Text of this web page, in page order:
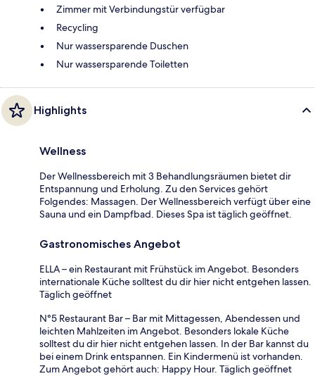
Zimmer mit Verbindungstür verfügbar
Recycling
Nur wassersparende Duschen
Nur wassersparende Toiletten
Highlights
Wellness
Der Wellnessbereich mit 3 Behandlungsräumen bietet dir
Entspannung und Erholung. Zu den Services gehört
Folgendes: Massagen. Der Wellnessbereich verfügt über eine
Sauna und ein Dampfbad. Dieses Spa ist täglich geöffnet.
Gastronomisches Angebot
ELLA – ein Restaurant mit Frühstück im Angebot. Besonders
internationale Küche solltest du dir hier nicht entgehen lassen.
Täglich geöffnet
N°5 Restaurant Bar – Bar mit Mittagessen, Abendessen und
leichten Mahlzeiten im Angebot. Besonders lokale Küche
solltest du dir hier nicht entgehen lassen. In der Bar kannst du
bei einem Drink entspannen. Ein Kindermenü ist vorhanden.
Zum Angebot gehört auch: Happy Hour. Täglich geöffnet